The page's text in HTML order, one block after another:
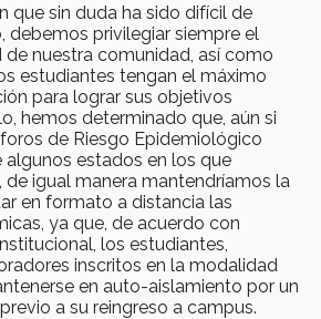
que sin duda ha sido difícil de
debemos privilegiar siempre el
nuestra comunidad, así como
estudiantes tengan el máximo
para lograr sus objetivos
hemos determinado que, aún si
de Riesgo Epidemiológico
algunos estados en los que
de igual manera mantendríamos la
en formato a distancia las
ya que, de acuerdo con
los estudiantes,
inscritos en la modalidad
en auto-aislamiento por un
a su reingreso a campus.